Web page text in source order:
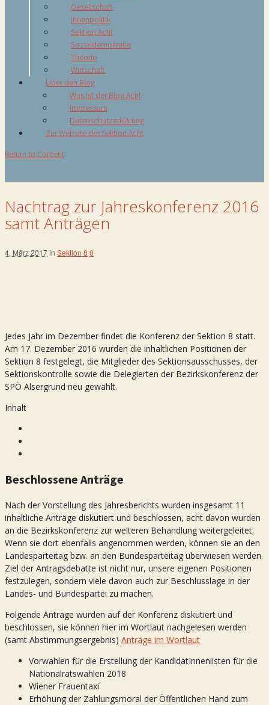
Gesellschaft
Innenpolitik
Sektion Acht
Sozialdemokratie
Theorie
Wirtschaft
Über den Blog
Was ist der Blog Acht
Impressum
Datenschutzerklärung
Zur Website der Sektion Acht
Return to Content
Nachtrag zur Jahreskonferenz 2016
samt Anträgen
4. März 2017in Sektion 8 0
Jedes Jahr im Dezember findet die Konferenz der Sektion 8 statt.
Am 17. Dezember 2016 wurden die inhaltlichen Positionen der
Sektion 8 festgelegt, die Mitglieder des Sektionsausschusses, der
Sektionskontrolle sowie die Delegierten der Bezirkskonferenz der
SPÖ Alsergrund neu gewählt.
Inhalt
Beschlossene Anträge
Nach der Vorstellung des Jahresberichts wurden insgesamt 11
inhaltliche Anträge diskutiert und beschlossen, acht davon wurden
an die Bezirkskonferenz zur weiteren Behandlung weitergeleitet.
Wenn sie dort ebenfalls angenommen werden, können sie an den
Landesparteitag bzw. an den Bundesparteitag überwiesen werden.
Ziel der Antragsdebatte ist nicht nur, unsere eigenen Positionen
festzulegen, sondern viele davon auch zur Beschlusslage in der
Landes- und Bundespartei zu machen.
Folgende Anträge wurden auf der Konferenz diskutiert und
beschlossen, sie können hier im Wortlaut nachgelesen werden
(samt Abstimmungsergebnis) Anträge im Wortlaut
Vorwahlen für die Erstellung der KandidatInnenlisten für die
Nationalratswahlen 2018
Wiener Frauentaxi
Erhöhung der Zahlungsmoral der Öffentlichen Hand zum